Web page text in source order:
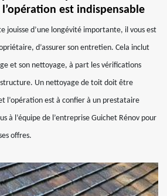
est indispensable
jouisse d’une longévité importante, il vous est
d’assurer son entretien. Cela inclut
et son nettoyage, à part les vérifications
structure. Un nettoyage de toit doit être
l’opération est à confier à un prestataire
à l’équipe de l’entreprise Guichet Rénov pour
offres.